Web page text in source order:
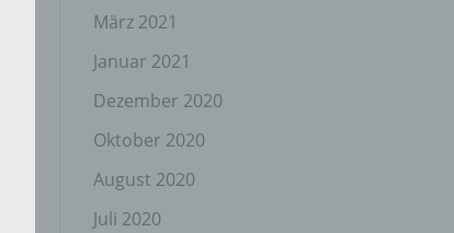
März 2021
Januar 2021
Dezember 2020
Oktober 2020
August 2020
Juli 2020